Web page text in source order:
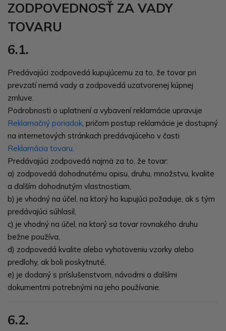
ZODPOVEDNOSŤ ZA VADY
TOVARU
6.1.
Predávajúci zodpovedá kupujúcemu za to, že tovar pri
prevzatí nemá vady a zodpovedá uzatvorenej kúpnej
zmluve.
Podrobnosti o uplatnení a vybavení reklamácie upravuje
Reklamačný poriadok, pričom postup reklamácie je dostupný
na internetových stránkach predávajúceho v časti
Reklamácia tovaru.
Predávajúci zodpovedá najmä za to, že tovar:
a) zodpovedá dohodnutému opisu, druhu, množstvu, kvalite
a ďalším dohodnutým vlastnostiam,
b) je vhodný na účel, na ktorý ho kupujúci požaduje, ak s tým
predávajúci súhlasil,
c) je vhodný na účel, na ktorý sa tovar rovnakého druhu
bežne používa,
d) zodpovedá kvalite alebo vyhotoveniu vzorky alebo
predlohy, ak boli poskytnuté,
e) je dodaný s príslušenstvom, návodmi a ďalšími
dokumentmi potrebnými na jeho používanie.
6.2.